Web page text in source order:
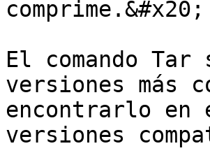
comprime.&#x20;
El comando
versiones más
encontrarlo en
versiones